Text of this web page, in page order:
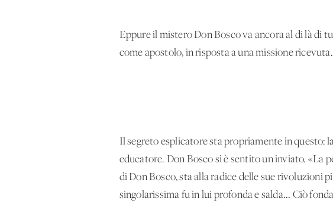
Eppure il mistero Don Bosco va ancora al di là di
come apostolo, in risposta a una missione ricevuta.
Il segreto esplicatore sta propriamente in questo:
educatore. Don Bosco si è sentito un inviato. «La
di Don Bosco, sta alla radice delle sue rivoluzioni
singolarissima fu in lui profonda e salda... Ciò